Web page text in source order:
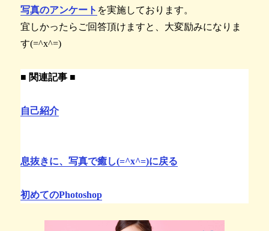
写真のアンケート を実施しております。
宜しかったらご回答頂けますと、大変励みになりま
す(=^x^=)
■ 関連記事 ■
自己紹介
息抜きに、写真で癒し(=^x^=)に戻る
初めてのPhotoshop